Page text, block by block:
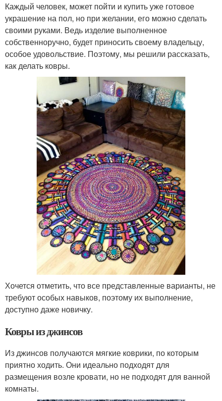
Каждый человек, может пойти и купить уже готовое
украшение на пол, но при желании, его можно сделать
своими руками. Ведь изделие выполненное
собственноручно, будет приносить своему владельцу,
особое удовольствие. Поэтому, мы решили рассказать,
как делать ковры.
Хочется отметить, что все представленные варианты, не
требуют особых навыков, поэтому их выполнение,
доступно даже новичку.
Ковры из джинсов
Из джинсов получаются мягкие коврики, по которым
приятно ходить. Они идеально подходят для
размещения возле кровати, но не подходят для ванной
комнаты.